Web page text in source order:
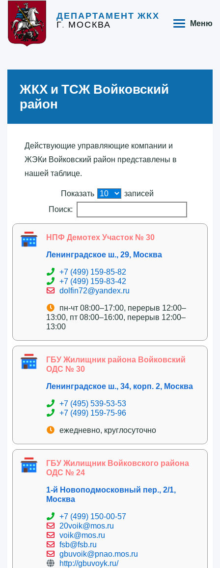
ДЕПАРТАМЕНТ ЖКХ
Г. МОСКВА Меню
ЖКХ и ТСЖ Войковский
район
Действующие управляющие компании и
ЖЭКи Войковский район представлены в
нашей таблице.
Показать
записей
Поиск:
НПФ Демотех Участок № 30
Ленинградское ш., 29, Москва
+7 (499) 159-85-82
+7 (499) 159-83-42
dolfin72@yandex.ru
пн-чт 08:00–17:00, перерыв 12:00–
13:00, пт 08:00–16:00, перерыв 12:00–
13:00
ГБУ Жилищник района Войковский
ОДС № 30
Ленинградское ш., 34, корп. 2, Москва
+7 (495) 539-53-53
+7 (499) 159-75-96
ежедневно, круглосуточно
ГБУ Жилищник Войковского района
ОДС № 24
1-й Новоподмосковный пер., 2/1,
Москва
+7 (499) 150-00-57
20voik@mos.ru
voik@mos.ru
fsb@fsb.ru
gbuvoik@pnao.mos.ru
http://gbuvoyk.ru/